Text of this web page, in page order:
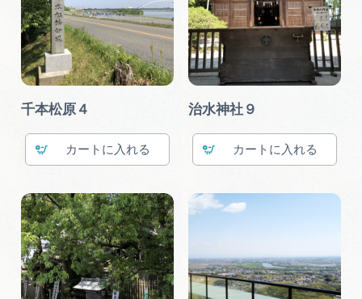
千本松原４
カート
治水神社９
カート